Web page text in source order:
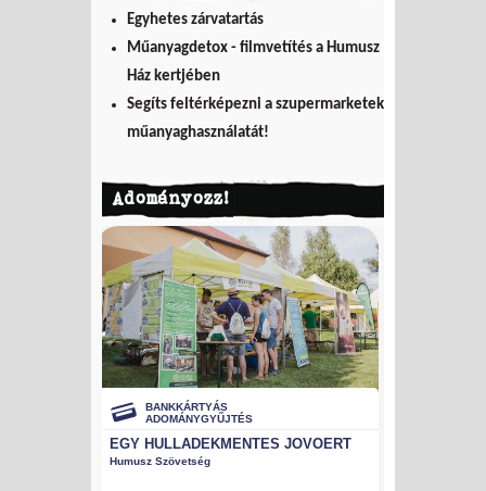
Egyhetes zárvatartás
Műanyagdetox - filmvetítés a Humusz
Ház kertjében
Segíts feltérképezni a szupermarketek
műanyaghasználatát!
Adományozz!